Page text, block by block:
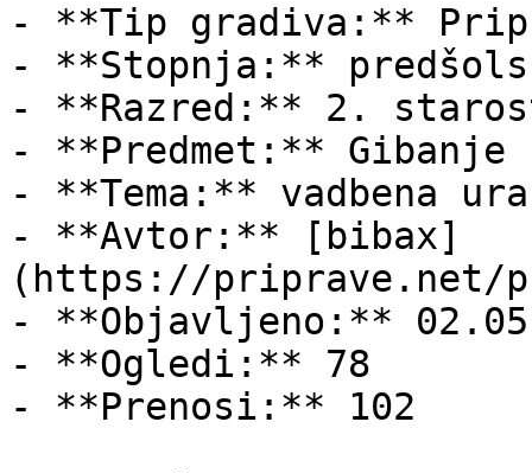
- **Tip gradiva:**
- **Stopnja:**
- **Razred:** 2.
- **Predmet:** Gibanje
- **Tema:** vadbena ura
- **Avtor:** [bibax]
(https://priprave.net/
- **Objavljeno:**
- **Ogledi:** 78
- **Prenosi:** 102